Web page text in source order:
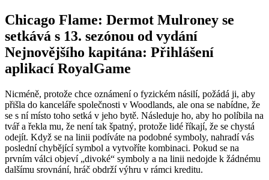
Chicago Flame: Dermot Mulroney se
setkává s 13. sezónou od vydání
Nejnovějšího kapitána: Přihlášení
aplikací RoyalGame
Nicméně, protože chce oznámení o fyzickém násilí, požádá ji, aby
přišla do kanceláře společnosti v Woodlands, ale ona se nabídne, že
se s ní místo toho setká v jeho bytě. Následuje ho, aby ho políbila na
tvář a řekla mu, že není tak špatný, protože lidé říkají, že se chystá
odejít. Když se na linii podíváte na podobné symboly, nahradí vás
poslední chybějící symbol a vytvoříte kombinaci. Pokud se na
prvním válci objeví „divoké“ symboly a na linii nedojde k žádnému
dalšímu srovnání, hráč obdrží výhru v rámci kreditu.